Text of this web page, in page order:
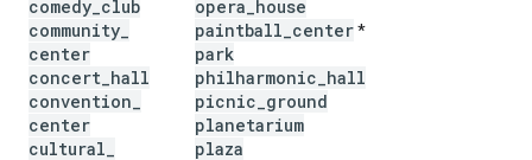
comedy club
community
center
concert hall
convention
center
cultural
opera house
paintball center*
park
philharmonic hall
picnic ground
planetarium
plaza